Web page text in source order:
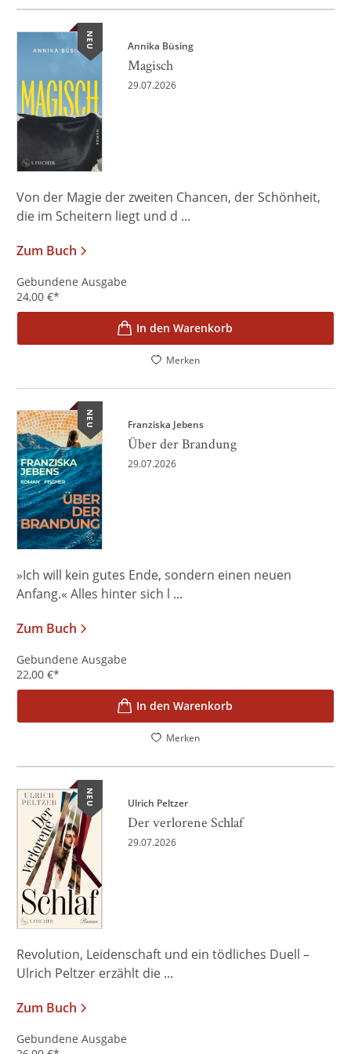
NEU Annika Büsing
Magisch
29.07.2026
Von der Magie der zweiten Chancen, der Schönheit,
die im Scheitern liegt und d ...
Zum Buch
Gebundene Ausgabe
24,00 €*
In den Warenkorb
Merken
NEU Franziska Jebens
Über der Brandung
29.07.2026
»Ich will kein gutes Ende, sondern einen neuen
Anfang.« Alles hinter sich l ...
Zum Buch
Gebundene Ausgabe
22,00 €*
In den Warenkorb
Merken
NEU Ulrich Peltzer
Der verlorene Schlaf
29.07.2026
Revolution, Leidenschaft und ein tödliches Duell –
Ulrich Peltzer erzählt die ...
Zum Buch
Gebundene Ausgabe